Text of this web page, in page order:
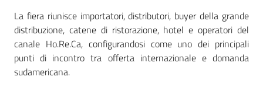
La fiera riunisce importatori, distributori, buyer della grande
distribuzione, catene di ristorazione, hotel e operatori del
canale Ho.Re.Ca, configurandosi come uno dei principali
punti di incontro tra offerta internazionale e domanda
sudamericana.